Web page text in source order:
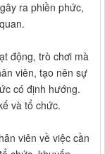
ra phiền phức,
động, trò chơi mà
viên, tạo nên sự
có định hướng.
và tổ chức.
viên về việc cần